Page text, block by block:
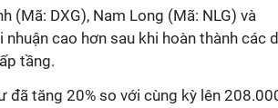
(Mã: DXG), Nam Long (Mã: NLG) và
cao hơn sau khi hoàn thành các
tầng.
đã tăng 20% so với cùng kỳ lên